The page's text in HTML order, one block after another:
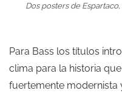
Dos posters de
Para Bass los títulos
clima para la historia
fuertemente modernista